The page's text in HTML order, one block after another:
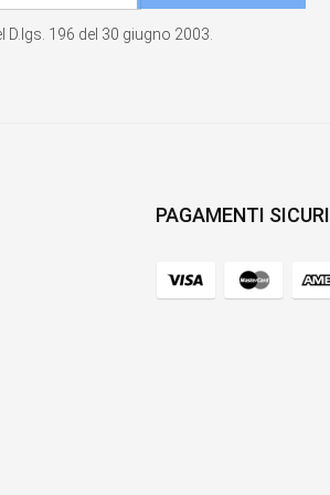
D.lgs. 196 del 30 giugno 2003.
PAGAMENTI SICURI